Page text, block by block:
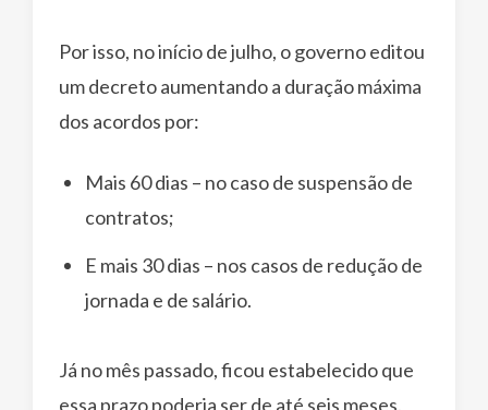
Por isso, no início de julho, o governo editou
um decreto aumentando a duração máxima
dos acordos por:
Mais 60 dias – no caso de suspensão de
contratos;
E mais 30 dias – nos casos de redução de
jornada e de salário.
Já no mês passado, ficou estabelecido que
essa prazo poderia ser de até seis meses.